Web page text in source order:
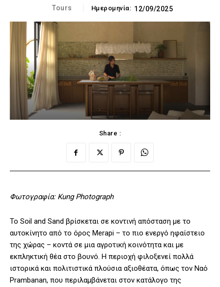
Tours Ημερομηνία: 12/09/2025
Share :
Φωτογραφία: Kung Photograph
Το Soil and Sand βρίσκεται σε κοντινή απόσταση με το
αυτοκίνητο από το όρος Merapi – το πιο ενεργό ηφαίστειο
της χώρας – κοντά σε μια αγροτική κοινότητα και με
εκπληκτική θέα στο βουνό. Η περιοχή φιλοξενεί πολλά
ιστορικά και πολιτιστικά πλούσια αξιοθέατα, όπως τον Ναό
Prambanan, που περιλαμβάνεται στον κατάλογο της